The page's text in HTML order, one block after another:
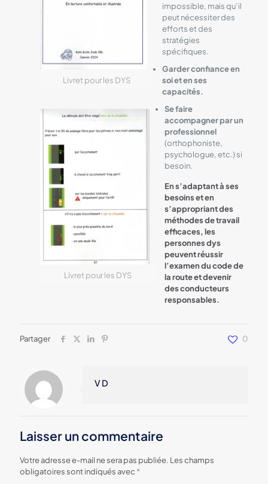
Livret pour les DYS
Livret pour les DYS
impossible, mais qu’il
peut nécessiter des
efforts et des
stratégies
spécifiques.
Garder confiance en
soi et en ses
capacités.
Se faire
accompagner par un
professionnel
(orthophoniste,
psychologue, etc.) si
besoin.
En s’adaptant à ses
besoins et en
s’appropriant des
méthodes de travail
efficaces, les
personnes dys
peuvent réussir
l’examen du code de
la route et devenir
des conducteurs
responsables.
Partager 0
V D
Laisser un commentaire
Votre adresse e-mail ne sera pas publiée. Les champs
obligatoires sont indiqués avec *